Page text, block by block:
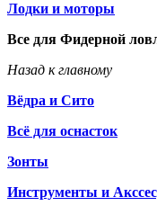
Лодки и моторы
Все для Фидерной
Назад к главному
Вёдра и Сито
Всё для оснасток
Зонты
Инструменты и